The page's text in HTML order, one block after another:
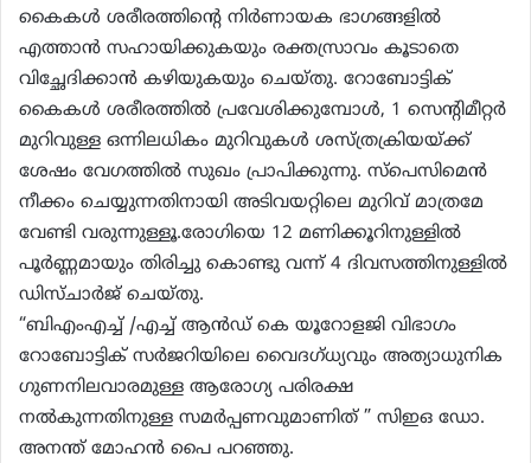
കൈകൾ ശരീരത്തിന്റെ നിർണായക ഭാഗങ്ങളിൽ
എത്താൻ സഹായിക്കുകയും രക്തസ്രാവം കൂടാതെ
വിച്ഛേദിക്കാൻ കഴിയുകയും ചെയ്തു. റോബോട്ടിക്
കൈകൾ ശരീരത്തിൽ പ്രവേശിക്കുമ്പോൾ, 1 സെന്റിമീറ്റർ
മുറിവുള്ള ഒന്നിലധികം മുറിവുകൾ ശസ്ത്രക്രിയയ്ക്ക്
ശേഷം വേഗത്തിൽ സുഖം പ്രാപിക്കുന്നു. സ്പെസിമെൻ
നീക്കം ചെയ്യുന്നതിനായി അടിവയറ്റിലെ മുറിവ് മാത്രമേ
വേണ്ടി വരുന്നുള്ളൂ.രോഗിയെ 12 മണിക്കൂറിനുള്ളിൽ
പൂർണ്ണമായും തിരിച്ചു കൊണ്ടു വന്ന് 4 ദിവസത്തിനുള്ളിൽ
ഡിസ്ചാർജ് ചെയ്തു.
“ബിഎംഎച്ച് /എച്ച് ആൻഡ് കെ യൂറോളജി വിഭാഗം
റോബോട്ടിക് സർജറിയിലെ വൈദഗ്ധ്യവും അത്യാധുനിക
ഗുണനിലവാരമുള്ള ആരോഗ്യ പരിരക്ഷ
നൽകുന്നതിനുള്ള സമർപ്പണവുമാണിത് ” സിഇഒ ഡോ.
അനന്ത് മോഹൻ പൈ പറഞ്ഞു.